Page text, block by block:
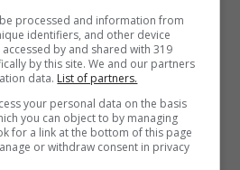
processed and information from
identifiers, and other device
by and shared with 319
by this site. We and our partners
data. List of partners.
your personal data on the basis
you can object to by managing
for a link at the bottom of this page
or withdraw consent in privacy